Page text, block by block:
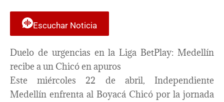
Escuchar Noticia
Duelo de urgencias en la Liga BetPlay: Medellín
recibe a un Chicó en apuros
Este miércoles 22 de abril, Independiente
Medellín enfrenta al Boyacá Chicó por la jornada